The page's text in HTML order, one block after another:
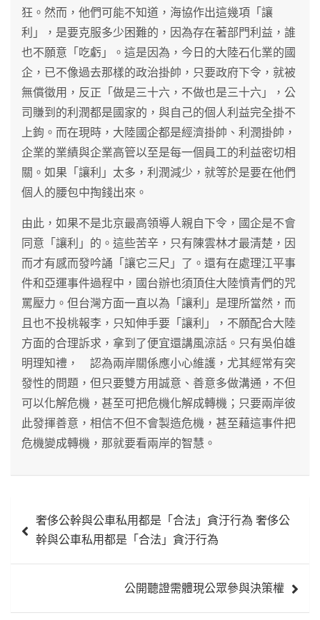
狂。然而，他們可能不知道，海協作出這幾項「讓
利」，是要克服多少困難的，因為存在著部門利益，誰
也不願意「吃虧」。這是因為，今日的大陸石化業的國
企，已不像過去那樣的政治掛帥，只要政府下令，就被
無償徵用，反正「做是三十六，不做也是三十六」，公
司賺到的利潤都是國家的，與自己的個人利益完全掛不
上鉤。而在現時，大陸國企都是經濟掛帥、利潤掛帥，
企業的業績與企業高管以至是每一個員工的利益密切相
關。如果「讓利」太多，利潤減少，就等於是要在他們
個人的腰包中掏錢出來。
由此，如果不是北京最高領導人親自下令，國企是不會
同意「讓利」的。這些苦辛，只有陳雲林才最清楚，因
而才有感而發吟誦「讓它三尺」了。還有在處理江平事
件和亞運事件過程中，國台辦也須頂住大陸憤青們的咒
罵壓力。但台灣方面一直以為「讓利」是理所當然，而
且也不投桃報李，只知伸手要「讓利」，不願配合大陸
方面的合理訴求，拿到了便宜還講風涼話。只有吳伯雄
明理知禮， 認為兩岸關係應小心維護，尤其經常有突
發性的問題，但只要雙方用誠意、善意多做溝通，不但
可以化解危機，甚至可把危機化解成轉機；只要兩岸彼
此發揮善意，相信不但不會製造危機，甚至藉這事件把
危機變成轉機，那就要看兩岸的智慧。
章 奢侈公幹與公車私用都是「合法」貪汙行為 奢侈公
幹與公車私用都是「合法」貪汙行為
公開聽證需體現公眾參與決策權